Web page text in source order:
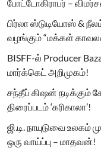
போட்டோகிராபர் –
பிர்லா ஸ்டுடியோஸ் &
வழங்கும் “மக்கள்
BISFF-ல் Producer
மார்க்கெட் அறிமுகம்!
சந்தீப் கிஷன்
திரைப்படம் ‘கரிகாலா’!
ஜி.டி. நாயுடுவை
ஒரு வாய்ப்பு – மாதவன்!